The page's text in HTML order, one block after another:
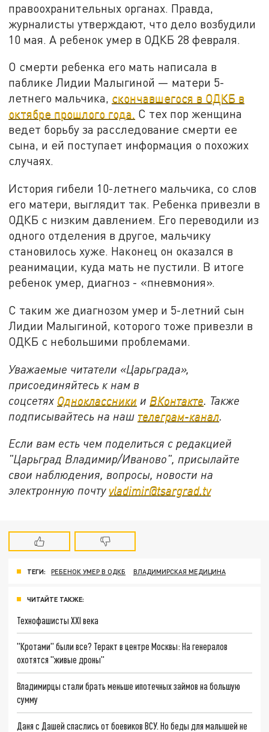
правоохранительных органах. Правда,
журналисты утверждают, что дело возбудили
10 мая. А ребенок умер в ОДКБ 28 февраля.
О смерти ребенка его мать написала в
паблике Лидии Малыгиной — матери 5-
летнего мальчика, скончавшегося в ОДКБ в
октябре прошлого года. С тех пор женщина
ведет борьбу за расследование смерти ее
сына, и ей поступает информация о похожих
случаях.
История гибели 10-летнего мальчика, со слов
его матери, выглядит так. Ребенка привезли в
ОДКБ с низким давлением. Его переводили из
одного отделения в другое, мальчику
становилось хуже. Наконец он оказался в
реанимации, куда мать не пустили. В итоге
ребенок умер, диагноз - «пневмония».
С таким же диагнозом умер и 5-летний сын
Лидии Малыгиной, которого тоже привезли в
ОДКБ с небольшими проблемами.
Уважаемые читатели «Царьграда»,
присоединяйтесь к нам в
соцсетях Одноклассники и ВКонтакте . Также
подписывайтесь на наш телеграм-канал
Если вам есть чем поделиться с редакцией
"Царьград Владимир/Иваново", присылайте
свои наблюдения, вопросы, новости на
электронную почту vladimir@tsargrad.tv
ТЕГИ: РЕБЕНОК УМЕР В ОДКБ ВЛАДИМИРСКАЯ МЕДИЦИНА
ЧИТАЙТЕ ТАКЖЕ:
Технофашисты XXI века
"Кротами" были все? Теракт в центре Москвы: На генералов
охотятся "живые дроны"
Владимирцы стали брать меньше ипотечных займов на большую
сумму
Даня с Дашей спаслись от боевиков ВСУ. Но беды для малышей не